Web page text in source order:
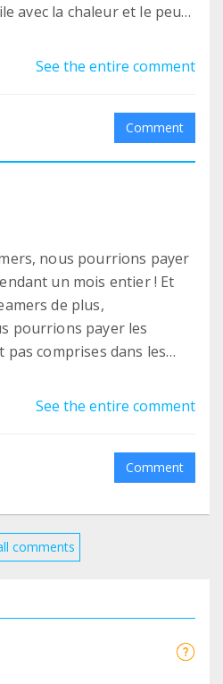
avec la chaleur et le peu
vous pouvez voir que
le visage de Marguerite !
sur place, d'apporter aux
du bénévolat vous
pour aller au refuge.
le refuge aujourd'hui,
stage et Elena pour 2
On leur souhaite de belles
à tous ces bénévoles
de leur temps chaque
des bénévoles pour
See the entire comment
Comment
nous pourrions payer
un mois entier ! Et
de plus,
pourrions payer les
comprises dans les
See the entire comment
Comment
comments